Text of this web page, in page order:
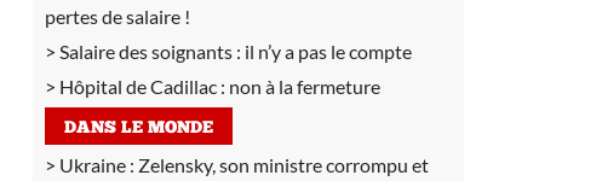
pertes de salaire !
Salaire des soignants : il n’y a pas le compte
Hôpital de Cadillac : non à la fermeture
DANS LE MONDE
Ukraine : Zelensky, son ministre corrompu et